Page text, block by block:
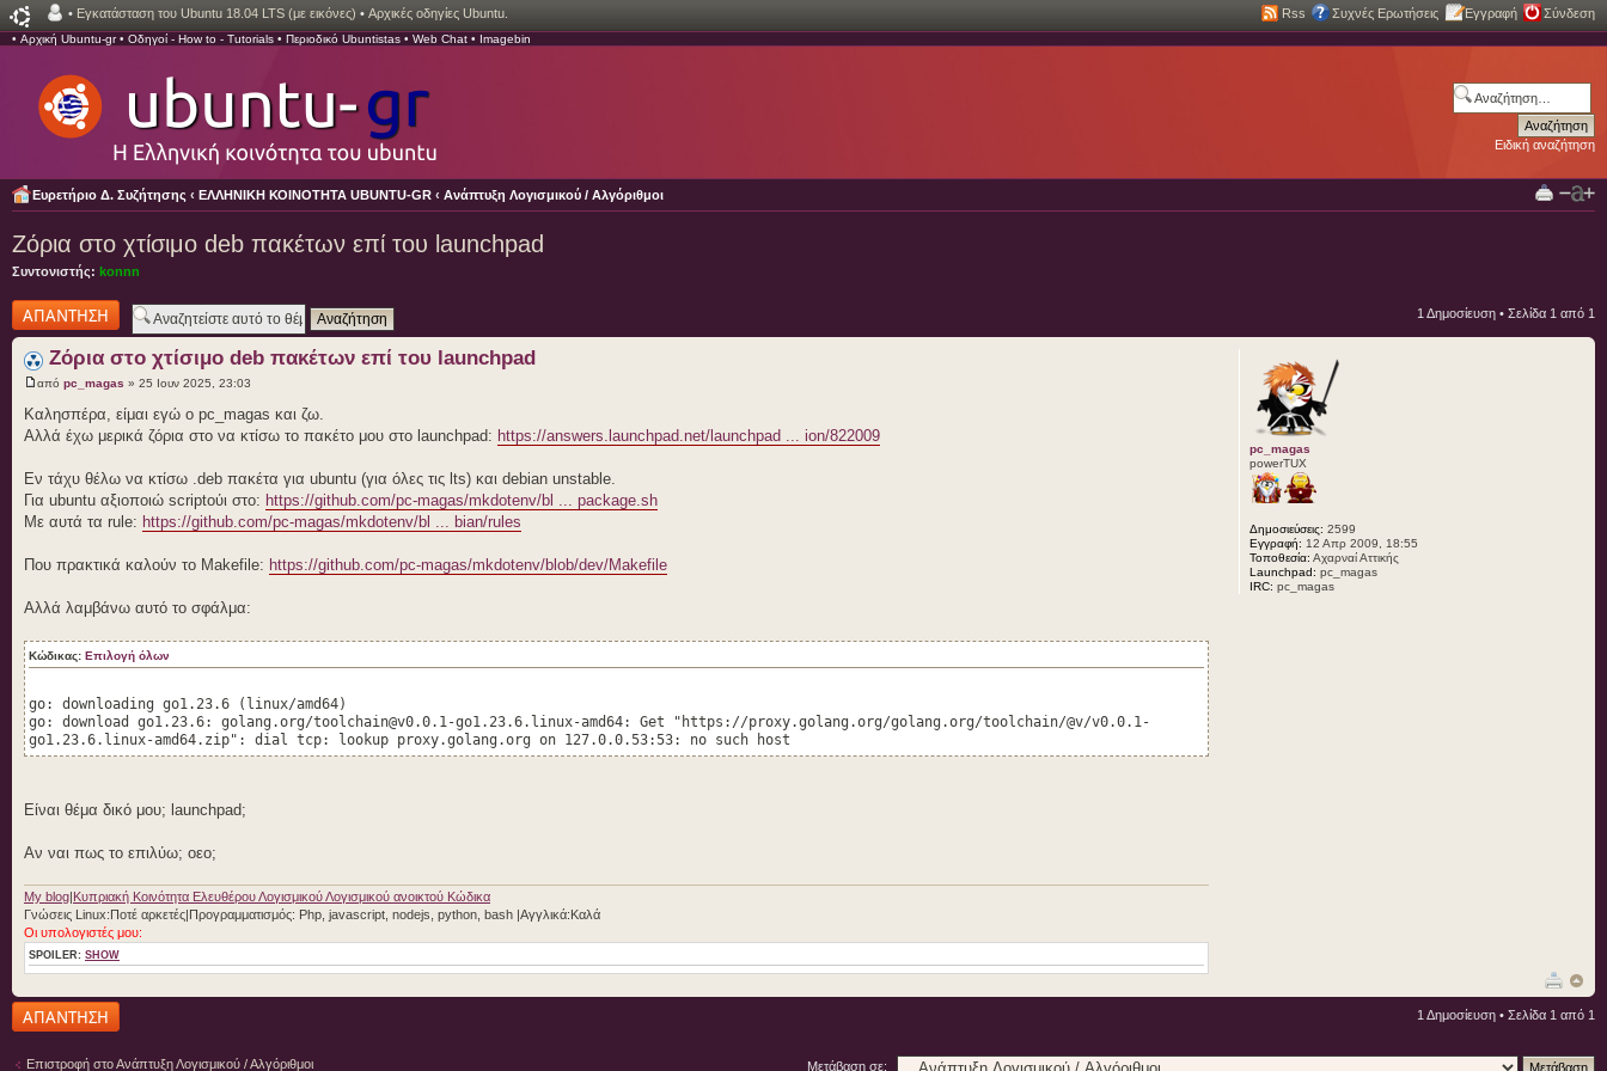
• Εγκατάσταση του Ubuntu 18.04 LTS (με εικόνες) • Αρχικές οδηγίες Ubuntu. Rss Συχνές Ερωτήσεις Εγγραφή Σύνδεση
• Αρχική Ubuntu-gr• Οδηγοί - How to - Tutorials • Περιοδικό Ubuntistas • Web Chat • Imagebin
Ειδική αναζήτηση
Ευρετήριο Δ. Συζήτησης ‹ ΕΛΛΗΝΙΚΗ ΚΟΙΝΟΤΗΤΑ UBUNTU-GR ‹ Ανάπτυξη Λογισμικού / Αλγόριθμοι
Ζόρια στο χτίσιμο deb πακέτων επί του launchpad
Συντονιστής: konnn
Δημιουργία
απάντησης
1 Δημοσίευση • Σελίδα 1 από 1
Ζόρια στο χτίσιμο deb πακέτων επί του launchpad
από pc_magas » 25 Ιουν 2025, 23:03
Καλησπέρα, είμαι εγώ ο pc_magas και ζω.
Αλλά έχω μερικά ζόρια στο να κτίσω το πακέτο μου στο launchpad: https://answers.launchpad.net/launchpad ... ion/822009
Εν τάχυ θέλω να κτίσω .deb πακέτα για ubuntu (για όλες τις lts) και debian unstable.
Για ubuntu αξιοποιώ scriptούι στο: https://github.com/pc-magas/mkdotenv/bl ... package.sh
Με αυτά τα rule: https://github.com/pc-magas/mkdotenv/bl ... bian/rules
Που πρακτικά καλούν το Makefile: https://github.com/pc-magas/mkdotenv/blob/dev/Makefile
Αλλά λαμβάνω αυτό το σφάλμα:
Κώδικας: Επιλογή όλων
go: downloading go1.23.6 (linux/amd64)
go: download go1.23.6: golang.org/toolchain@v0.0.1-go1.23.6.linux-amd64: Get "https://proxy.golang.org/golang.org/toolchain/@v/v0.0.1-
go1.23.6.linux-amd64.zip": dial tcp: lookup proxy.golang.org on 127.0.0.53:53: no such host
Είναι θέμα δικό μου; launchpad;
Αν ναι πως το επιλύω; οεο;
My blog Κυπριακή Κοινότητα Ελευθέρου Λογισμικού Λογισμικού ανοικτού Κώδικα
Γνώσεις Linux:Ποτέ αρκετές|Προγραμματισμός: Php, javascript, nodejs, python, bash |Aγγλικά:Καλά
Οι υπολογιστές μου:
SPOILER: SHOW
pc_magas
powerTUX
Δημοσιεύσεις: 2599
Εγγραφή: 12 Απρ 2009, 18:55
Τοποθεσία: Αχαρναί Αττικής
Launchpad: pc_magas
IRC: pc_magas
Δημιουργία
απάντησης
1 Δημοσίευση • Σελίδα 1 από 1
Επιστροφή στο Ανάπτυξη Λογισμικού / Αλγόριθμοι Μετάβαση σε: